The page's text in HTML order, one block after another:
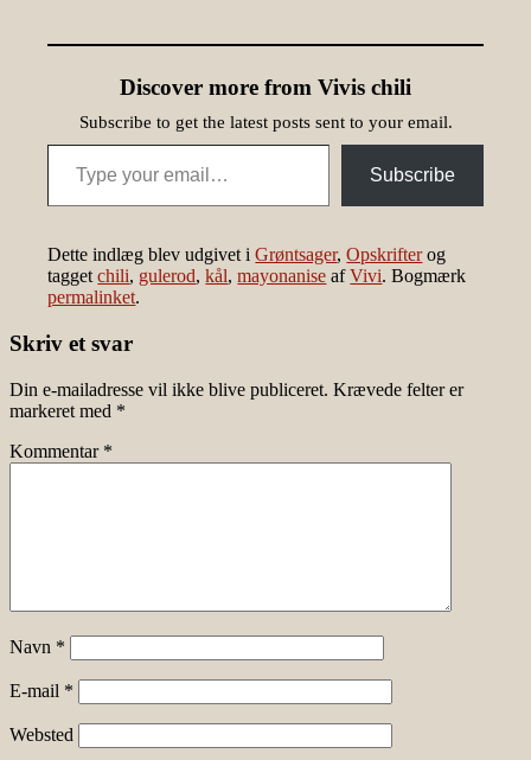
Discover more from Vivis chili
Subscribe to get the latest posts sent to your email.
Type your email…
Subscribe
Dette indlæg blev udgivet iGrøntsager,Opskrifterog
taggetchili, gulerod,kål,mayonanise afVivi. Bogmærk
permalinket.
Skriv et svar
Din e-mailadresse vil ikke blive publiceret. Krævede felter er
markeret med *
Kommentar *
Navn *
E-mail *
Websted